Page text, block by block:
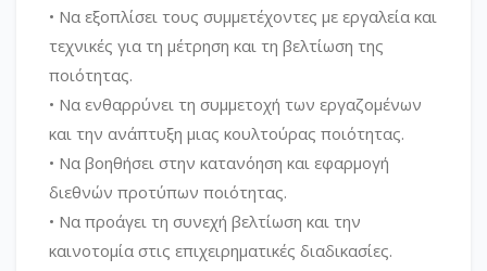
• Να εξοπλίσει τους συμμετέχοντες με εργαλεία και
τεχνικές για τη μέτρηση και τη βελτίωση της
ποιότητας.
• Να ενθαρρύνει τη συμμετοχή των εργαζομένων
και την ανάπτυξη μιας κουλτούρας ποιότητας.
• Να βοηθήσει στην κατανόηση και εφαρμογή
διεθνών προτύπων ποιότητας.
• Να προάγει τη συνεχή βελτίωση και την
καινοτομία στις επιχειρηματικές διαδικασίες.